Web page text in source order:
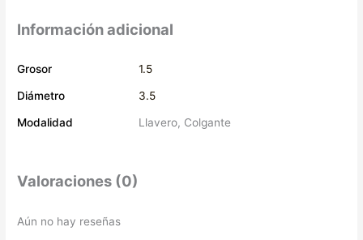
Información adicional
Grosor 1.5
Diámetro 3.5
Modalidad Llavero, Colgante
Valoraciones (0)
Aún no hay reseñas